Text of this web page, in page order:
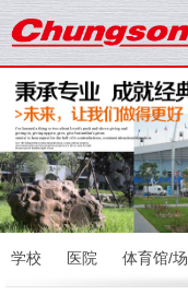
学校 医院 体育馆/场